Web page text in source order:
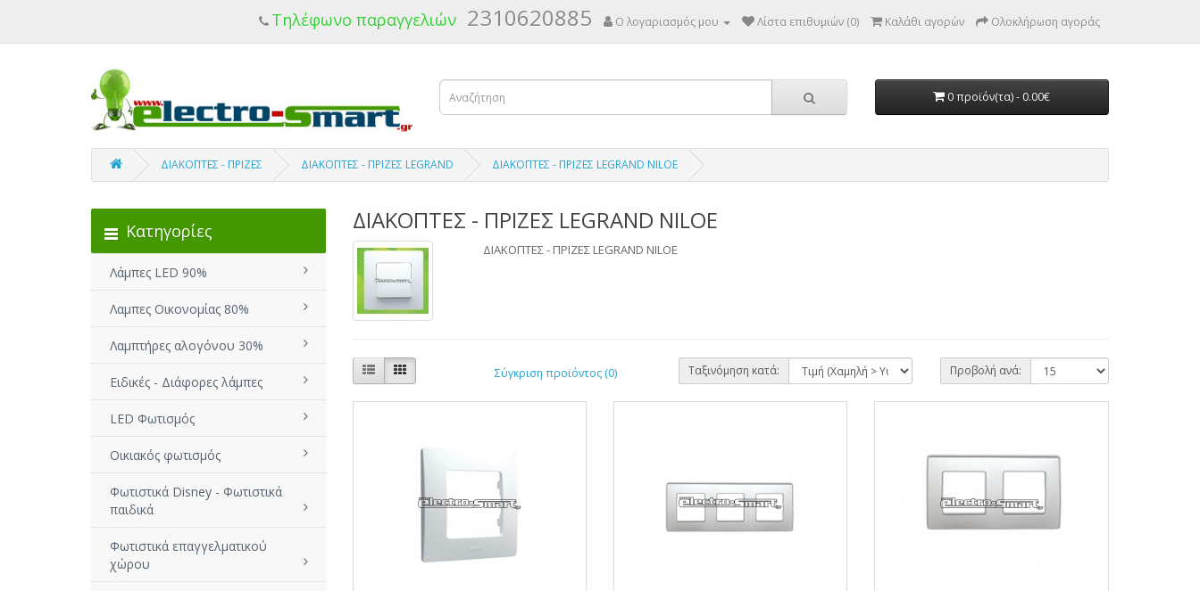
Τηλέφωνο παραγγελιών 2310620885 Ο λογαριασμός μου Λίστα επιθυμιών (0) Καλάθι αγορών Ολοκλήρωση αγοράς
0 προϊόν(τα) - 0.00€
ΔΙΑΚΟΠΤΕΣ - ΠΡΙΖΕΣ ΔΙΑΚΟΠΤΕΣ - ΠΡΙΖΕΣ LEGRAND ΔΙΑΚΟΠΤΕΣ - ΠΡΙΖΕΣ LEGRAND NILOE
Κατηγορίες
Λάμπες LED 90%
Λαμπες Οικονομίας 80%
Λαμπτήρες αλογόνου 30%
Ειδικές - Διάφορες λάμπες
LED Φωτισμός
Οικιακός φωτισμός
Φωτιστικά Disney - Φωτιστικά
παιδικά
Φωτιστικά επαγγελματικού
χώρου
ΔΙΑΚΟΠΤΕΣ - ΠΡΙΖΕΣ LEGRAND NILOE
ΔΙΑΚΟΠΤΕΣ - ΠΡΙΖΕΣ LEGRAND NILOE
Σύγκριση προϊόντος (0) Ταξινόμηση κατά: Προβολή ανά: